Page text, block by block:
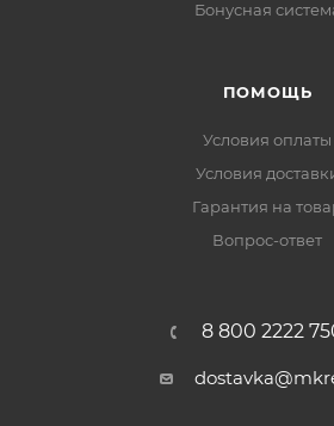
Бонусная
ПОМОЩЬ
Условия оплаты
Условия
Гарантия на
Вопрос-ответ
8 800 2222